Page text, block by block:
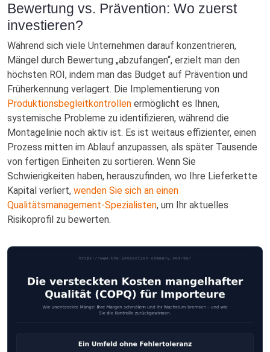
Bewertung vs. Prävention: Wo zuerst
investieren?
Während sich viele Unternehmen darauf konzentrieren,
Mängel durch Bewertung „abzufangen“, erzielt man den
höchsten ROI, indem man das Budget auf Prävention und
Früherkennung verlagert. Die Implementierung von
Produktionsbegleitkontrollen ermöglicht es Ihnen,
systemische Probleme zu identifizieren, während die
Montagelinie noch aktiv ist. Es ist weitaus effizienter, einen
Prozess mitten im Ablauf anzupassen, als später Tausende
von fertigen Einheiten zu sortieren. Wenn Sie
Schwierigkeiten haben, herauszufinden, wo Ihre Lieferkette
Kapital verliert, wenden Sie sich an einen
Qualitätsmanagement-Spezialisten, um Ihr aktuelles
Risikoprofil zu bewerten.